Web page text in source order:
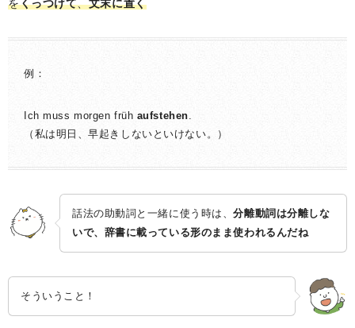
をくっつけて、文末に置く
例：
Ich muss morgen früh aufstehen.
（私は明日、早起きしないといけない。）
話法の助動詞と一緒に使う時は、分離動詞は分離しな
いで、辞書に載っている形のまま使われるんだね
そういうこと！